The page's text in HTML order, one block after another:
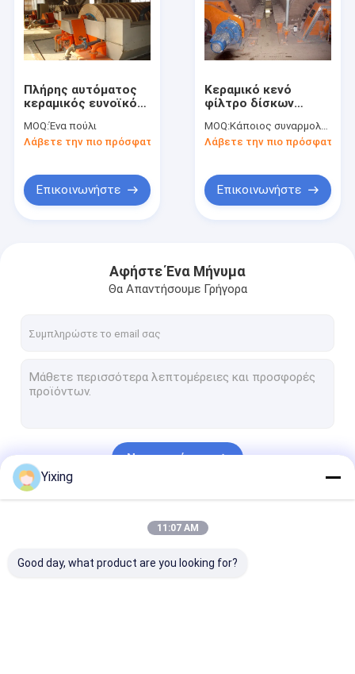
Γύρος εργοστασίων
Πλήρης αυτόματος
κεραμικός ευνοϊκός
βαρέων καθηκόντων
εξοπλισμού
MOQ:Ένα πούλι
Λάβετε την πιο πρόσφατη τιμή
Επικοινωνήστε
Κεραμικό κενό
φίλτρο δίσκων
τομέας διήθησης
-240m2
MOQ:Κάποιος συναρμολογεί
Λάβετε την πιο πρόσφατη
Επικοινωνήστε
Αφήστε Ένα Μήνυμα
Θα Απαντήσουμε Γρήγορα
Να συνεχίσει
Yixing
11:07 AM
Good day, what product are you looking for?